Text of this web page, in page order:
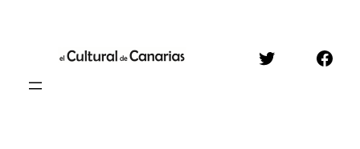
contenido
Twitter